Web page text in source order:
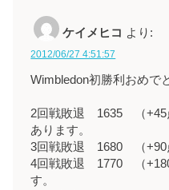
ケイメヒコ より:
2012/06/27 4:51:57
Wimbledon初勝利おめで
2回戦敗退 1635 （+45
あります。
3回戦敗退 1680 （+90
4回戦敗退 1770 （+180
す。